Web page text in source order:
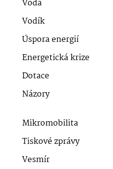
Voda
Vodík
Úspora energií
Energetická krize
Dotace
Názory
Mikromobilita
Tiskové zprávy
Vesmír